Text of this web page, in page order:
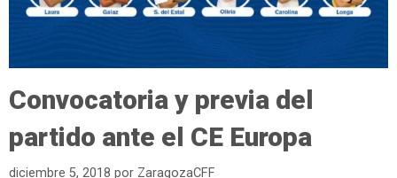
Convocatoria y previa del
partido ante el CE Europa
diciembre 5, 2018 por ZaragozaCFF